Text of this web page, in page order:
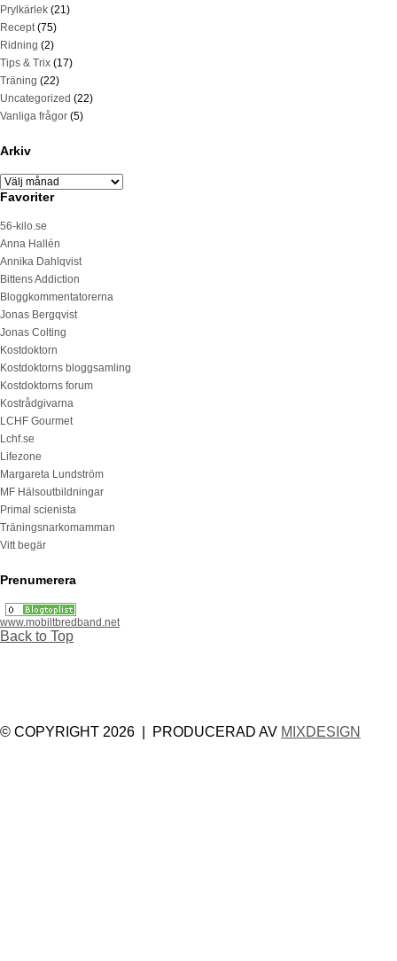
Prylkärlek (21)
Recept(75)
Ridning (2)
Tips & Trix (17)
Träning (22)
Uncategorized (22)
Vanliga frågor (5)
Arkiv
Favoriter
56-kilo.se
Anna Hallén
Annika Dahlqvist
Bittens Addiction
Bloggkommentatorerna
Jonas Bergqvist
Jonas Colting
Kostdoktorn
Kostdoktorns bloggsamling
Kostdoktorns forum
Kostrådgivarna
LCHF Gourmet
Lchf.se
Lifezone
Margareta Lundström
MF Hälsoutbildningar
Primal scienista
Träningsnarkomamman
Vitt begär
Prenumerera
www.mobiltbredband.net
Back to Top
© COPYRIGHT 2026 | PRODUCERAD AV MIXDESIGN